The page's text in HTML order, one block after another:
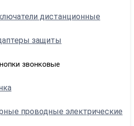
дистанционные
защиты
звонковые
проводные электрические